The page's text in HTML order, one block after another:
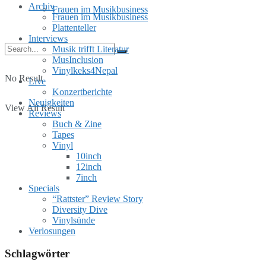
Frauen im Musikbusiness
No Result
View All Result
Archiv
Frauen im Musikbusiness
Plattenteller
Interviews
Musik trifft Literatur
MusInclusion
Vinylkeks4Nepal
Live
Konzertberichte
Neuigkeiten
Reviews
Buch & Zine
Tapes
Vinyl
10inch
12inch
7inch
Specials
“Rattster” Review Story
Diversity Dive
Vinylsünde
Verlosungen
Schlagwörter